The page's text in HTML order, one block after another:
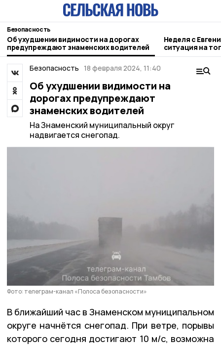
Безопасность
Об ухудшении видимости на дорогах
предупреждают знаменских водителей
Неделя с
ситуация на
городе и
Безопасность 18 февраля 2024, 11:40
Об ухудшении видимости на
дорогах предупреждают
знаменских водителей
На Знаменский муниципальный округ
надвигается снегопад.
Фото: телеграм-канал «Полоса безопасности»
В ближайший час в Знаменском муниципальном
округе начнётся снегопад. При ветре, порывы
которого сегодня достигают 10 м/с, возможна